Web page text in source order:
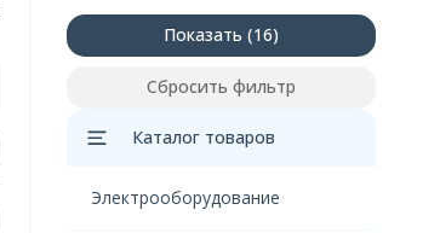
Показать
Сбросить фильтр
Каталог товаров
Электрооборудование